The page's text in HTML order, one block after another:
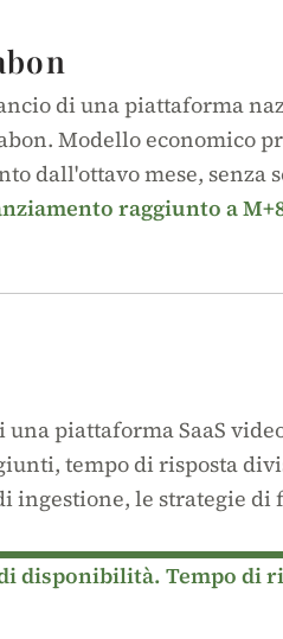
di una piattaforma
Modello economico
dall'ottavo mese, senza
raggiunto a
piattaforma SaaS
tempo di risposta
ingestione, le strategie
disponibilità. Tempo di